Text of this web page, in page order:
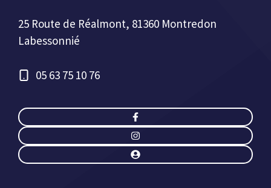
25 Route de Réalmont, 81360 Montredon
Labessonnié
05 63 75 10 76